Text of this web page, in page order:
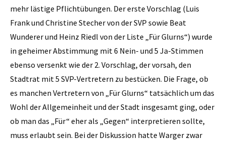
mehr lästige Pflichtübungen. Der erste Vorschlag (Luis
Frank und Christine Stecher von der SVP sowie Beat
Wunderer und Heinz Riedl von der Liste „Für Glurns“) wurde
in geheimer Abstimmung mit 6 Nein- und 5 Ja-Stimmen
ebenso versenkt wie der 2. Vorschlag, der vorsah, den
Stadtrat mit 5 SVP-Vertretern zu bestücken. Die Frage, ob
es manchen Vertretern von „Für Glurns“ tatsächlich um das
Wohl der Allgemeinheit und der Stadt insgesamt ging, oder
ob man das „Für“ eher als „Gegen“ interpretieren sollte,
muss erlaubt sein. Bei der Diskussion hatte Warger zwar